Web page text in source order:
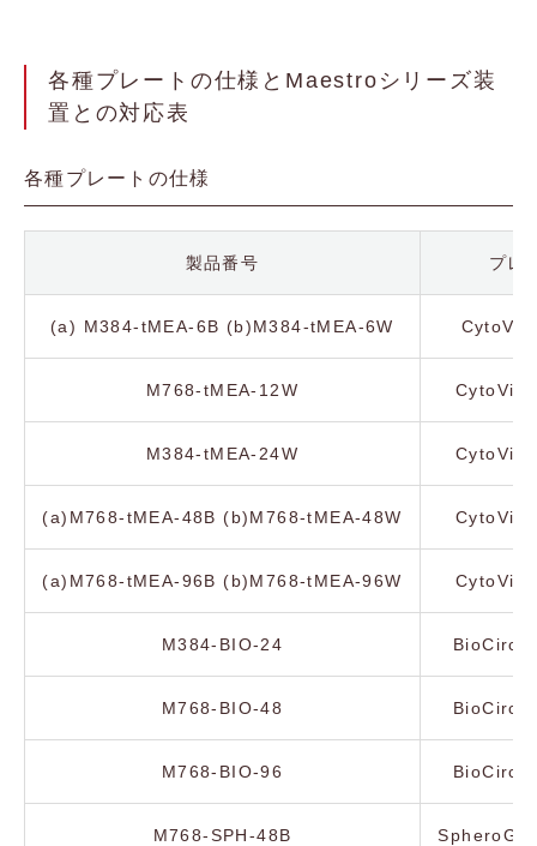
各種プレートの仕様とMaestroシリーズ装
置との対応表
各種プレートの仕様
製品番号 プレ
(a) M384-tMEA-6B (b)M384-tMEA-6W
M768-tMEA-12W
M384-tMEA-24W
(a)M768-tMEA-48B (b)M768-tMEA-48W
(a)M768-tMEA-96B (b)M768-tMEA-96W
M384-BIO-24
M768-BIO-48
M768-BIO-96
M768-SPH-48B